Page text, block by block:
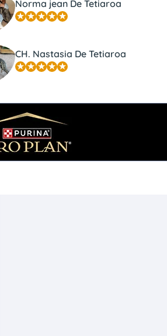
Norma jean De Tetiaroa
CH. Nastasia De Tetiaroa